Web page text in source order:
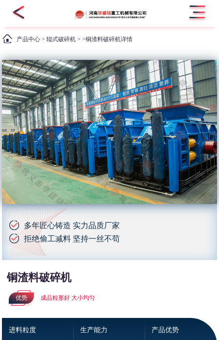
产品中心 >辊式破碎机 > >铜渣料破碎机详情
多年匠心铸造 实力品质厂家
拒绝偷工减料 坚持一丝不苟
铜渣料破碎机
优势 成品粒形好 大小均匀
进料粒度 生产能力 产品优势